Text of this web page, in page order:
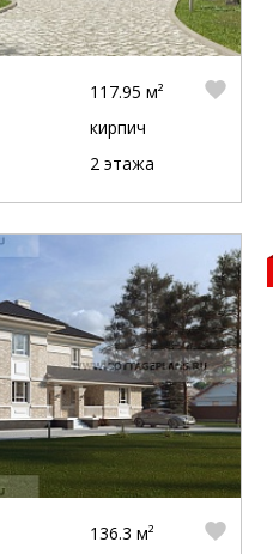
117.95 м²
кирпич
2 этажа
136.3 м²